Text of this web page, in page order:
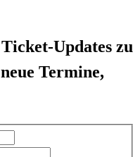
Updates zu
Termine,